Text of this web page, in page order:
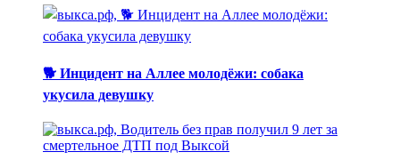
🐕 Инцидент на Аллее молодёжи: собака
укусила девушку